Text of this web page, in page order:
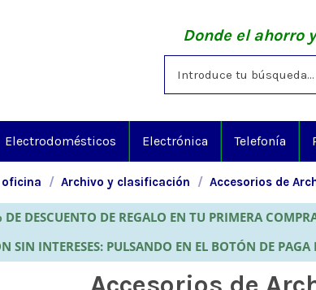
Donde el ahorro
Electrodomésticos Electrónica Telefonía
oficina Archivo y clasificación Accesorios de
DE DESCUENTO DE REGALO EN TU PRIMERA
SIN INTERESES: PULSANDO EN EL BOTÓN DE